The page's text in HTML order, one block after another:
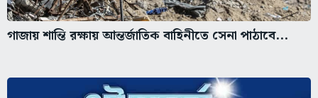
গাজায় শান্তি রক্ষায় আন্তর্জাতিক বাহিনীতে সেনা পাঠাবে...